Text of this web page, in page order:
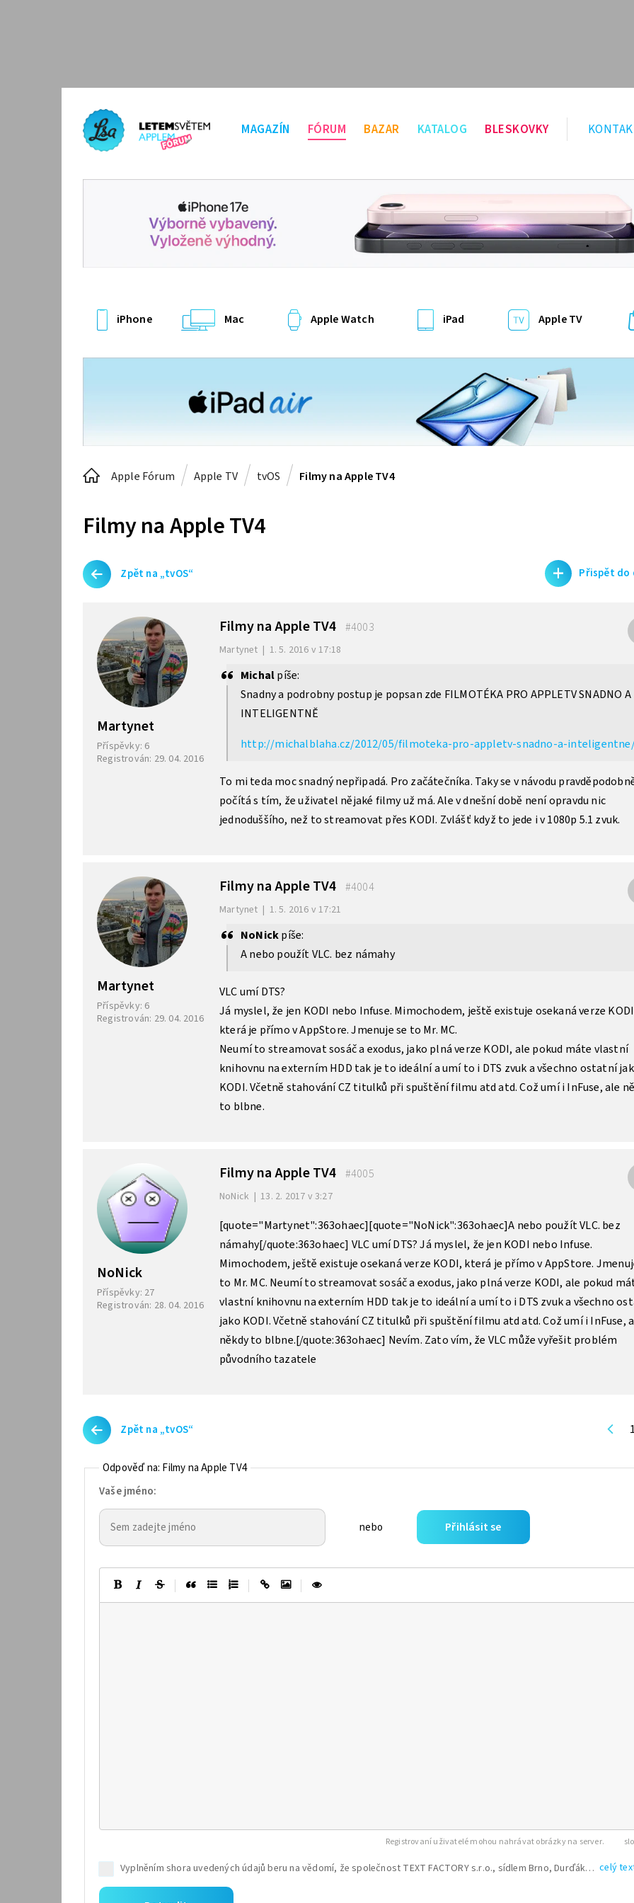
MAGAZÍN FÓRUM BAZAR KATALOG BLESKOVKY
iPhone Mac Apple Watch iPad Apple TV
Apple Fórum Apple TV tvOS Filmy na Apple TV4
Filmy na Apple TV4
Zpět na „tvOS“ + Přispět do
Martynet
Příspěvky: 6
Registrován: 29. 04. 2016
Filmy na Apple TV4 #4003
Martynet | 1. 5. 2016 v 17:18
Michalpíše:
Snadny a podrobny postup je popsan zde FILMOTÉKA PRO APPLETV SNADNO A
INTELIGENTNĚ
http://michalblaha.cz/2012/05/filmoteka-pro-appletv-snadno-a-
To mi teda moc snadný nepřipadá. Pro začátečníka. Taky se v návodu
počítá s tím, že uživatel nějaké filmy už má. Ale v dnešní době není opravdu nic
jednoduššího, než to streamovat přes KODI. Zvlášť když to jede i v 1080p 5.1 zvuk.
Martynet
Příspěvky: 6
Registrován: 29. 04. 2016
Filmy na Apple TV4 #4004
Martynet | 1. 5. 2016 v 17:21
NoNickpíše:
A nebo použít VLC. bez námahy
VLC umí DTS?
Já myslel, že jen KODI nebo Infuse. Mimochodem, ještě existuje osekaná verze
která je přímo v AppStore. Jmenuje se to Mr. MC.
Neumí to streamovat sosáč a exodus, jako plná verze KODI, ale pokud máte vlastní
knihovnu na externím HDD tak je to ideální a umí to i DTS zvuk a všechno ostatní
KODI. Včetně stahování CZ titulků při spuštění filmu atd atd. Což umí i InFuse, ale
to blbne.
NoNick
Příspěvky: 27
Registrován: 28. 04. 2016
Filmy na Apple TV4 #4005
NoNick | 13. 2. 2017 v 3:27
[quote="Martynet":363ohaec][quote="NoNick":363ohaec]A nebo použít VLC. bez
námahy[/quote:363ohaec] VLC umí DTS? Já myslel, že jen KODI nebo Infuse.
Mimochodem, ještě existuje osekaná verze KODI, která je přímo v AppStore.
to Mr. MC. Neumí to streamovat sosáč a exodus, jako plná verze KODI, ale pokud
vlastní knihovnu na externím HDD tak je to ideální a umí to i DTS zvuk a všechno
jako KODI. Včetně stahování CZ titulků při spuštění filmu atd atd. Což umí i InFuse,
někdy to blbne.[/quote:363ohaec] Nevím. Zato vím, že VLC může vyřešit problém
původního tazatele
Zpět na „tvOS“
Odpověď na: Filmy na Apple TV4
Vaše jméno:
nebo Přihlásit se
Registrovaní uživatelé mohou nahrávat obrázky na server.
celý